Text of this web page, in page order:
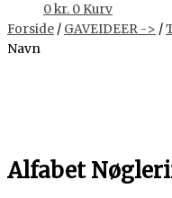
0kr. 0 Kurv
Forside / GAVEIDEER -> /
Navn
Alfabet